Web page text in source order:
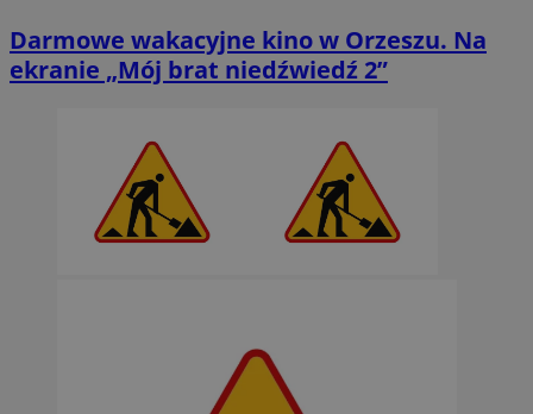
Darmowe wakacyjne kino w Orzeszu. Na
ekranie „Mój brat niedźwiedź 2”